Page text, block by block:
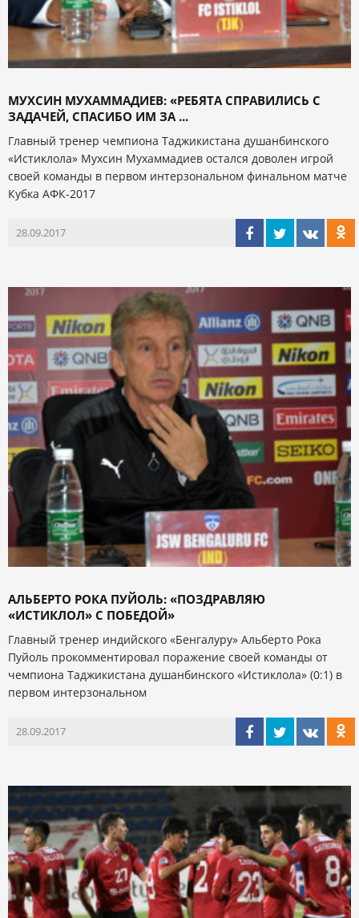
МУХСИН МУХАММАДИЕВ: «РЕБЯТА СПРАВИЛИСЬ С
ЗАДАЧЕЙ, СПАСИБО ИМ ЗА ...
Главный тренер чемпиона Таджикистана душанбинского
«Истиклола» Мухсин Мухаммадиев остался доволен игрой
своей команды в первом интерзональном финальном матче
Кубка АФК-2017
28.09.2017
АЛЬБЕРТО РОКА ПУЙОЛЬ: «ПОЗДРАВЛЯЮ
«ИСТИКЛОЛ» С ПОБЕДОЙ»
Главный тренер индийского «Бенгалуру» Альберто Рока
Пуйоль прокомментировал поражение своей команды от
чемпиона Таджикистана душанбинского «Истиклола» (0:1) в
первом интерзональном
28.09.2017